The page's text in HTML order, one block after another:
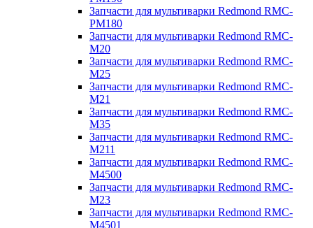
Запчасти для мультиварки Redmond RMC-
PM180
Запчасти для мультиварки Redmond RMC-
M20
Запчасти для мультиварки Redmond RMC-
M25
Запчасти для мультиварки Redmond RMC-
M21
Запчасти для мультиварки Redmond RMC-
M35
Запчасти для мультиварки Redmond RMC-
M211
Запчасти для мультиварки Redmond RMC-
M4500
Запчасти для мультиварки Redmond RMC-
M23
Запчасти для мультиварки Redmond RMC-
M4501